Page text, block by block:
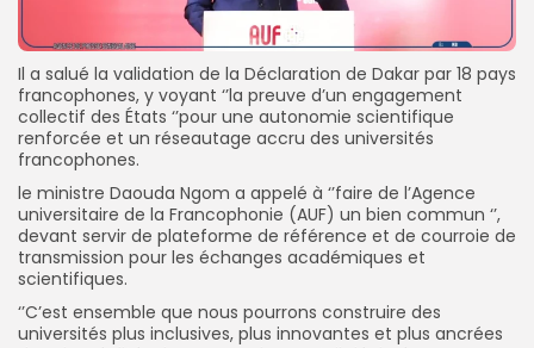
Il a salué la validation de la Déclaration de Dakar par 18 pays
francophones, y voyant ‘’la preuve d’un engagement
collectif des États ‘’pour une autonomie scientifique
renforcée et un réseautage accru des universités
francophones.
le ministre Daouda Ngom a appelé à ‘’faire de l’Agence
universitaire de la Francophonie (AUF) un bien commun ‘’,
devant servir de plateforme de référence et de courroie de
transmission pour les échanges académiques et
scientifiques.
‘’C’est ensemble que nous pourrons construire des
universités plus inclusives, plus innovantes et plus ancrées